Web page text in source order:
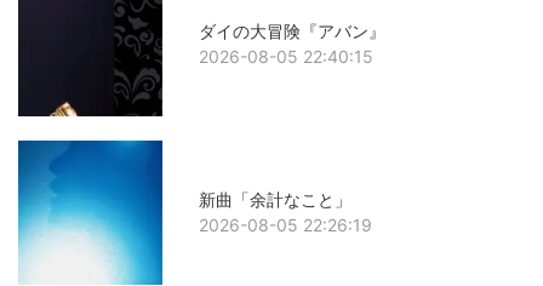
ダイの大冒険『アバン』
2026-08-05 22:40:15
新曲「余計なこと」
2026-08-05 22:26:19